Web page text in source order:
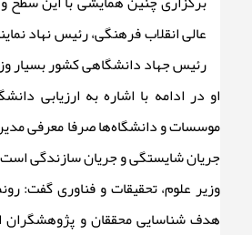
عالی انقلاب فرهنگی، رئیس نهاد
رئیس جهاد دانشگاهی کشور بسیار
موسسات و دانشگاه‌ها صرفا معرفی
جریان شایستگی و جریان سازندگی
وزیر علوم، تحقیقات و فناوری گفت:
هدف شناسایی محققان و پژوهشگران